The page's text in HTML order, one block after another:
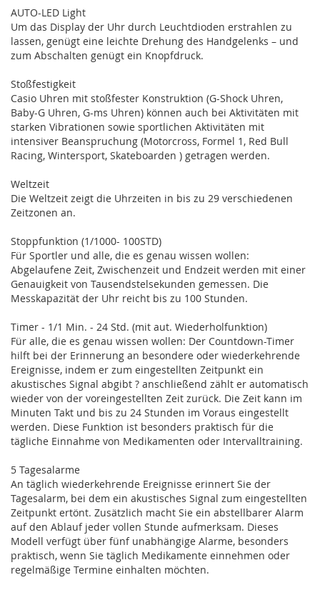
AUTO-LED Light
Um das Display der Uhr durch Leuchtdioden erstrahlen zu
lassen, genügt eine leichte Drehung des Handgelenks – und
zum Abschalten genügt ein Knopfdruck.
Stoßfestigkeit
Casio Uhren mit stoßfester Konstruktion (G-Shock Uhren,
Baby-G Uhren, G-ms Uhren) können auch bei Aktivitäten mit
starken Vibrationen sowie sportlichen Aktivitäten mit
intensiver Beanspruchung (Motorcross, Formel 1, Red Bull
Racing, Wintersport, Skateboarden ) getragen werden.
Weltzeit
Die Weltzeit zeigt die Uhrzeiten in bis zu 29 verschiedenen
Zeitzonen an.
Stoppfunktion (1/1000- 100STD)
Für Sportler und alle, die es genau wissen wollen:
Abgelaufene Zeit, Zwischenzeit und Endzeit werden mit einer
Genauigkeit von Tausendstelsekunden gemessen. Die
Messkapazität der Uhr reicht bis zu 100 Stunden.
Timer - 1/1 Min. - 24 Std. (mit aut. Wiederholfunktion)
Für alle, die es genau wissen wollen: Der Countdown-Timer
hilft bei der Erinnerung an besondere oder wiederkehrende
Ereignisse, indem er zum eingestellten Zeitpunkt ein
akustisches Signal abgibt ? anschließend zählt er automatisch
wieder von der voreingestellten Zeit zurück. Die Zeit kann im
Minuten Takt und bis zu 24 Stunden im Voraus eingestellt
werden. Diese Funktion ist besonders praktisch für die
tägliche Einnahme von Medikamenten oder Intervalltraining.
5 Tagesalarme
An täglich wiederkehrende Ereignisse erinnert Sie der
Tagesalarm, bei dem ein akustisches Signal zum eingestellten
Zeitpunkt ertönt. Zusätzlich macht Sie ein abstellbarer Alarm
auf den Ablauf jeder vollen Stunde aufmerksam. Dieses
Modell verfügt über fünf unabhängige Alarme, besonders
praktisch, wenn Sie täglich Medikamente einnehmen oder
regelmäßige Termine einhalten möchten.